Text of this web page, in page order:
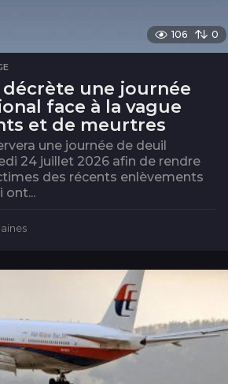
106 0
décrète une journée
face à la vague
et de meurtres
une journée de deuil
24 juillet 2026 afin de rendre
des récents enlèvements
ont...
m
n
e
s